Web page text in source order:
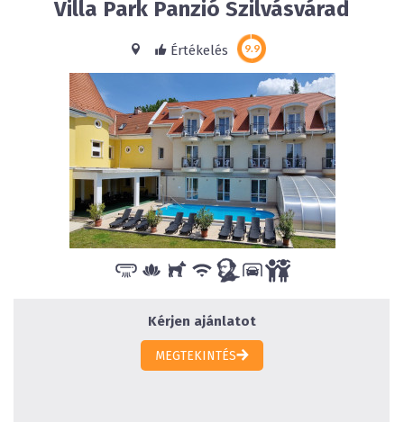
Villa Park Panzió Szilvásvárad
Értékelés
Kérjen ajánlatot
MEGTEKINTÉS